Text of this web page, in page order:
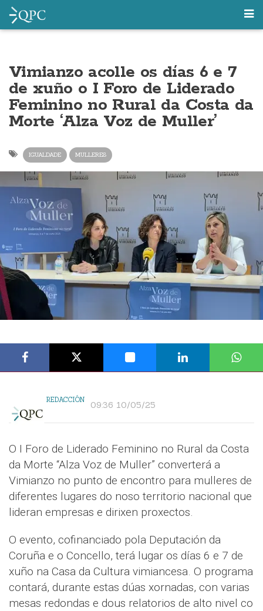
Vimianzo acolle os días 6 e 7
de xuño o I Foro de Liderado
Feminino no Rural da Costa da
Morte ‘Alza Voz de Muller’
IGUALDADE MULLERES
REDACCIÓN 09:36 10/05/25
O I Foro de Liderado Feminino no Rural da Costa
da Morte “Alza Voz de Muller” converterá a
Vimianzo no punto de encontro para mulleres de
diferentes lugares do noso territorio nacional que
lideran empresas e dirixen proxectos.
O evento, cofinanciado pola Deputación da
Coruña e o Concello, terá lugar os días 6 e 7 de
xuño na Casa da Cultura vimiancesa. O programa
contará, durante estas dúas xornadas, con varias
mesas redondas e dous relatorios de alto nivel co